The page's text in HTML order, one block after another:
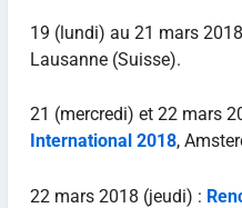
19 (lundi) au 21 mars
Lausanne (Suisse).
21 (mercredi) et 22 mars
International 2018,
22 mars 2018 (jeudi) :